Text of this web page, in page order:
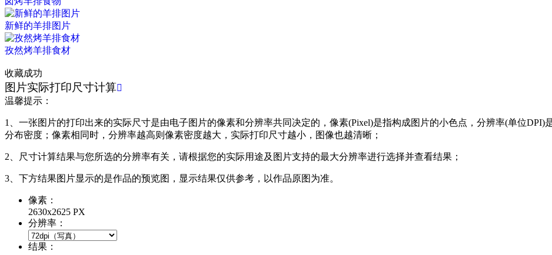
新鲜的羊排图片
孜然烤羊排食材
收藏成功
图片实际打印尺寸计算
温馨提示：
1、一张图片的打印出来的实际尺寸是由电子图片的像素和分辨率共同决定的，像素(Pixel)是指构成图片的小色点，分辨率(单位DPI)
分布密度；像素相同时，分辨率越高则像素密度越大，实际打印尺寸越小，图像也越清晰；
2、尺寸计算结果与您所选的分辨率有关，请根据您的实际用途及图片支持的最大分辨率进行选择并查看结果；
3、下方结果图片显示的是作品的预览图，显示结果仅供参考，以作品原图为准。
像素：
2630x2625 PX
分辨率：
结果：